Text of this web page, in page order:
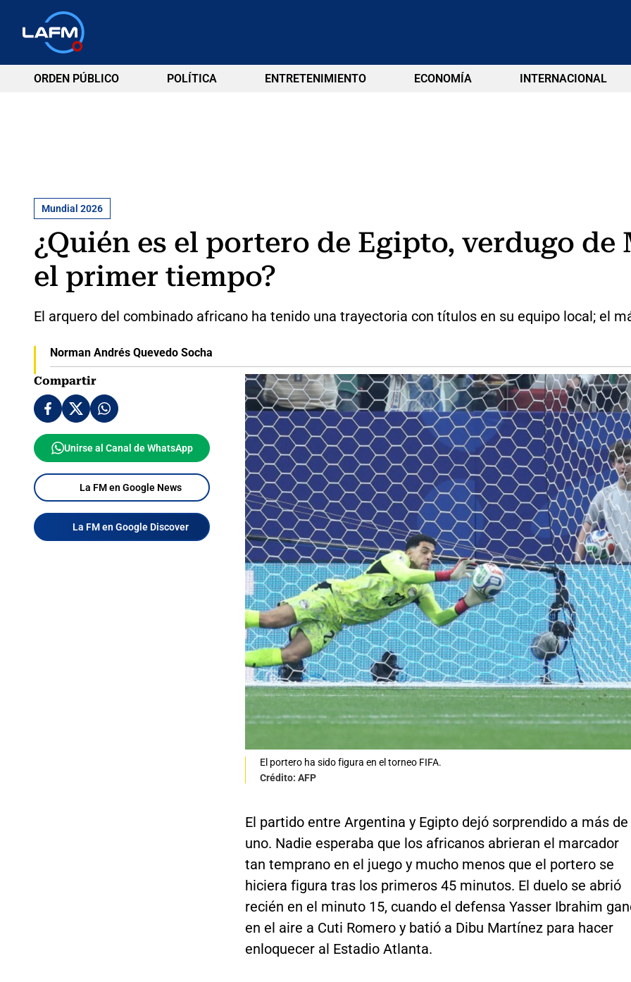
ORDEN PÚBLICO POLÍTICA ENTRETENIMIENTO ECONOMÍA INTERNACIONAL
Mundial 2026
¿Quién es el portero de Egipto, verdugo de
el primer tiempo?
El arquero del combinado africano ha tenido una trayectoria con títulos en su equipo local; el
Norman Andrés Quevedo Socha
Compartir
Unirse al Canal de WhatsApp
La FM en Google News
La FM en Google Discover
El portero ha sido figura en el torneo FIFA.
Crédito: AFP
El partido entre Argentina y Egipto dejó sorprendido a más de
uno. Nadie esperaba que los africanos abrieran el marcador
tan temprano en el juego y mucho menos que el portero se
hiciera figura tras los primeros 45 minutos. El duelo se abrió
recién en el minuto 15, cuando el defensa Yasser Ibrahim
en el aire a Cuti Romero y batió a Dibu Martínez para hacer
enloquecer al Estadio Atlanta.